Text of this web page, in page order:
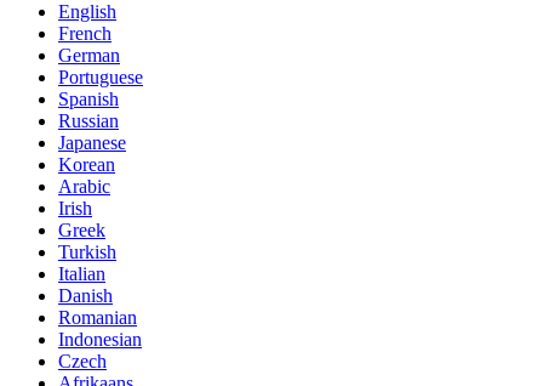
English
French
German
Portuguese
Spanish
Russian
Japanese
Korean
Arabic
Irish
Greek
Turkish
Italian
Danish
Romanian
Indonesian
Czech